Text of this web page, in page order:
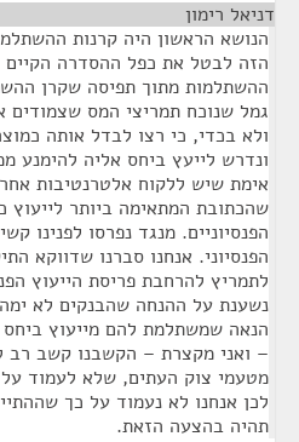
דניאל רימון
הנושא הראשון היה קרנות
הזה לבטל את כפל ההסדרה הקיים
ההשתלמות מתוך תפיסה שקרן
גמל שנוכח תמריצי המס שצמודים
ולא בכדי, כי רצו לבדל אותה
ונדרש לייעץ ביחס אליה להימנע
אימת שיש ללקוח אלטרנטיבות
שהכתובת המתאימה ביותר לייעוץ
הפנסיוניים. מנגד נפרסו לפנינו
הפנסיוני. אנחנו סברנו שדווקא
לתמריץ להרחבת פריסת הייעוץ
נשענת על ההנחה שהבנקים לא
הנאה שמשתלמת להם מייעוץ
– ואני מקצרת – הקשבנו קשב רב
מטעמי צוק העתים, שלא לעמוד
לכן אנחנו לא נעמוד על כך
תהיה בהצעה הזאת.